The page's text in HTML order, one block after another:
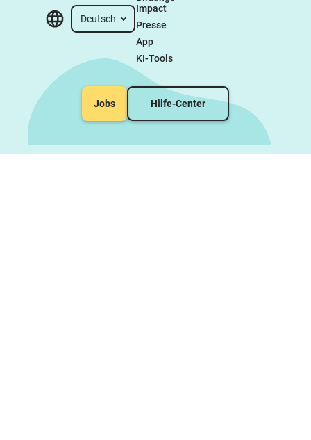
Deutsch
Impact
Presse
App
KI-Tools
Jobs Hilfe-Center